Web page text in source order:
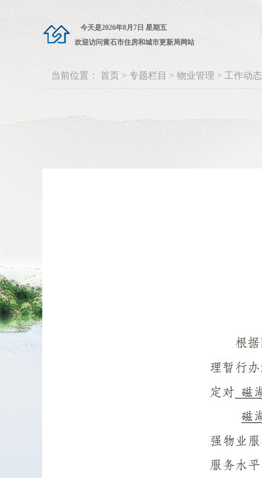
今天是2026年8月7日 星期五
欢迎访问黄石市住房和城市更新局网站
当前位置： 首页 > 专题栏目 > 物业管理 > 工作动态